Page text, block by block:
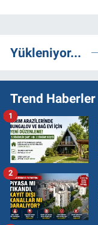
Yükleniyor...
Trend Haberler
1
2